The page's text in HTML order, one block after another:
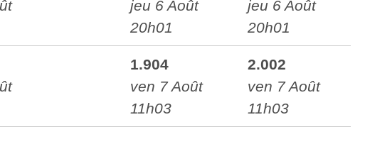
jeu 6 Août
20h01
jeu 6 Août
20h01
1.904
ven 7 Août
11h03
2.002
ven 7 Août
11h03